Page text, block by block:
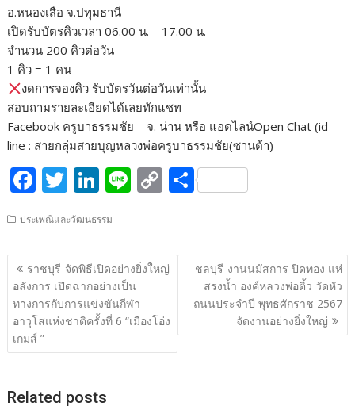
อ.หนองเสือ จ.ปทุมธานี
เปิดรับบัตรคิวเวลา 06.00 น. – 17.00 น.
จำนวน 200 คิวต่อวัน
1 คิว = 1 คน
งดการจองคิว รับบัตรวันต่อวันเท่านั้น
สอบถามรายละเอียดได้เลยทักแชท
Facebook ครูบาธรรมชัย – จ. น่าน หรือ แอดไลน์Open Chat (id
line : สายกลุ่มสายบุญหลวงพ่อครูบาธรรมชัย(ซานต้า)
F
ac
e
b
o
o
k
T
itt
er
Li
k
e
dI
n
Li
e
C
p
y
Li
k
S
ar
e
ประเพณีและวัฒนธรรม
แนะแนว
เรื่อง
ราชบุรี-จัดพิธีเปิดอย่างยิ่งใหญ่
อลังการ เปิดฉากอย่างเป็น
ทางการกับการแข่งขันกีฬา
อาวุโสแห่งชาติครั้งที่ 6 “เมืองโอ่ง
เกมส์ ”
ชลบุรี-งานนมัสการ ปิดทอง แห่
สรงน้ำ องค์หลวงพ่อติ้ว วัดหัว
ถนนประจำปี พุทธศักราช 2567
จัดงานอย่างยิ่งใหญ่
Related posts